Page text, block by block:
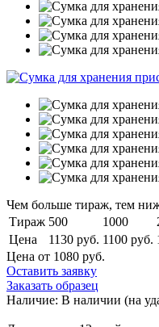
Чем больше тираж, тем
Тираж 500 1000
Цена
1130 руб. 1100 руб.
Цена от 1080 руб.
Оставить заявку
Заказать образец
Наличие: В наличии (на